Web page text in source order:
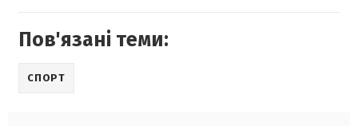
Пов'язані теми:
СПОРТ